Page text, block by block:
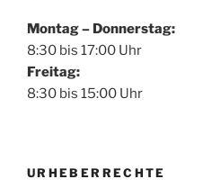
Montag – Donnerstag:
8:30 bis 17:00 Uhr
Freitag:
8:30 bis 15:00 Uhr
URHEBERRECHTE